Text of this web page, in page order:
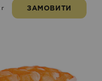
г ЗАМОВИТИ